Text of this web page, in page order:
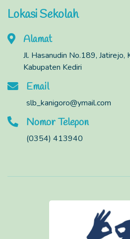
Lokasi Sekolah
Alamat
Jl. Hasanudin No.189, Jatirejo,
Kabupaten Kediri
Email
slb_kanigoro@ymail.com
Nomor Telepon
(0354) 413940